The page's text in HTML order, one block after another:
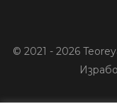
© 2021 - 2026